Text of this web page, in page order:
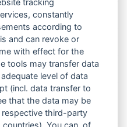
Garten
korrekt auf
garantiert noch nicht alle
tracking
constantly
according to
and can revoke or
with effect for the
tools may transfer data
level of data
(incl. data transfer to
that the data may be
respective third-party